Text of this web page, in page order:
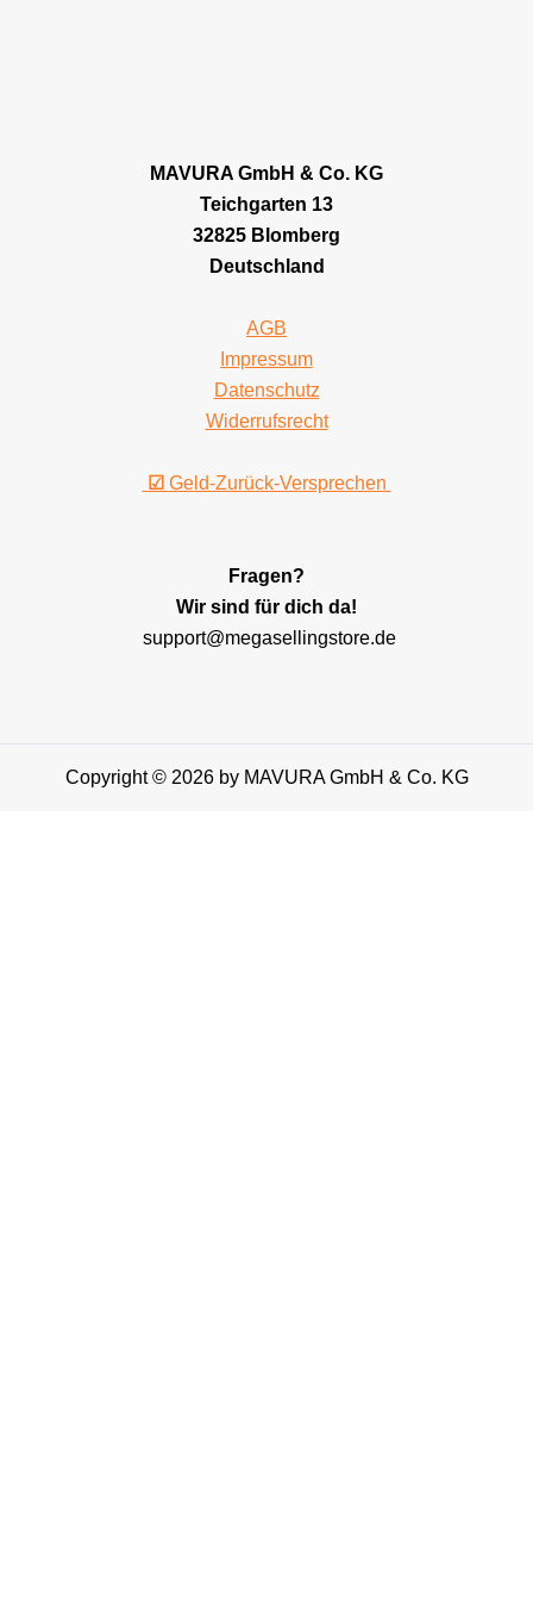
MAVURA GmbH & Co. KG
Teichgarten 13
32825 Blomberg
Deutschland
AGB
Impressum
Datenschutz
Widerrufsrecht
☑ Geld-Zurück-Versprechen
Fragen?
Wir sind für dich da!
support@megasellingstore.de
Copyright © 2026 by MAVURA GmbH & Co. KG